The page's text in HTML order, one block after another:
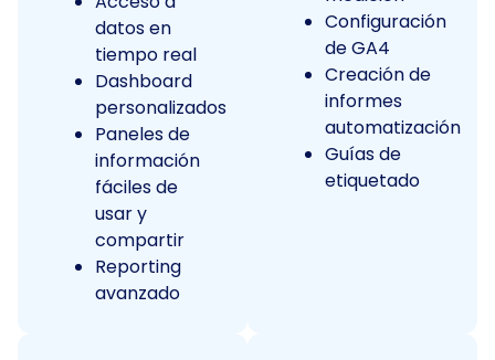
datos en
tiempo real
Dashboard
personalizados
Paneles de
información
fáciles de
usar y
compartir
Reporting
avanzado
Configuración
de GA4
Creación de
informes
automatización
Guías de
etiquetado